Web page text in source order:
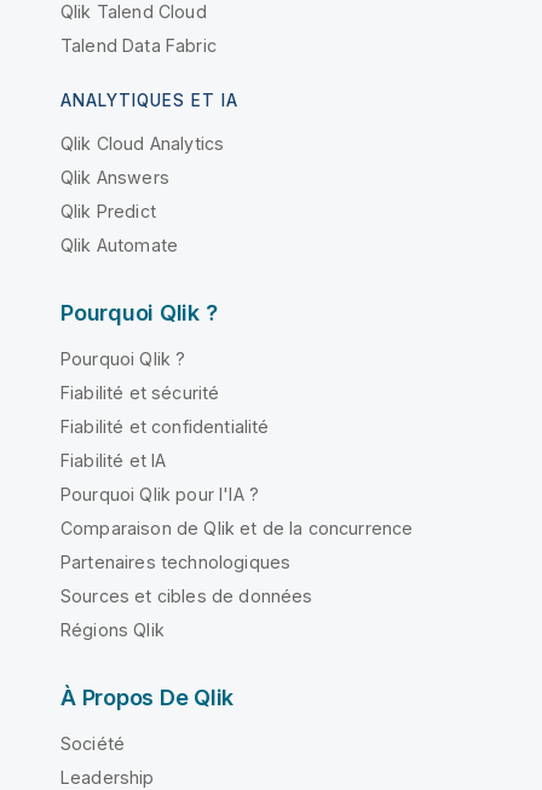
Qlik Talend Cloud
Talend Data Fabric
ANALYTIQUES ET IA
Qlik Cloud Analytics
Qlik Answers
Qlik Predict
Qlik Automate
Pourquoi Qlik ?
Pourquoi Qlik ?
Fiabilité et sécurité
Fiabilité et confidentialité
Fiabilité et IA
Pourquoi Qlik pour l'IA ?
Comparaison de Qlik et de la concurrence
Partenaires technologiques
Sources et cibles de données
Régions Qlik
À Propos De Qlik
Société
Leadership